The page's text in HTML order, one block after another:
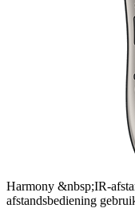
Harmony &nbsp;IR-
afstandsbediening